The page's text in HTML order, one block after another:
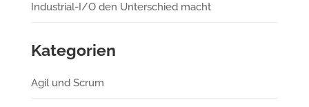
Industrial-I/O den Unterschied macht
Kategorien
Agil und Scrum